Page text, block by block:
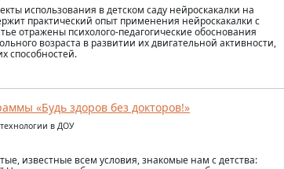
использования в детском саду нейроскакалки на
практический опыт применения нейроскакалки с
отражены психолого-педагогические обоснования
возраста в развитии их двигательной активности,
способностей.
«Будь здоров без докторов!»
в ДОУ
известные всем условия, знакомые нам с детства: